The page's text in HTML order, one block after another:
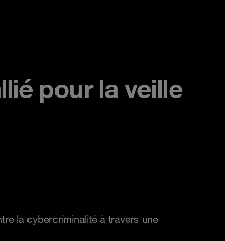
pour la veille
la cybercriminalité à travers une